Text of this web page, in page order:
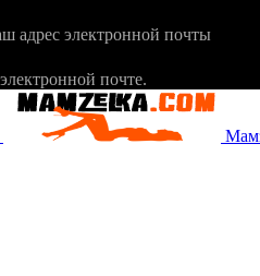
адрес электронной почты
почте.